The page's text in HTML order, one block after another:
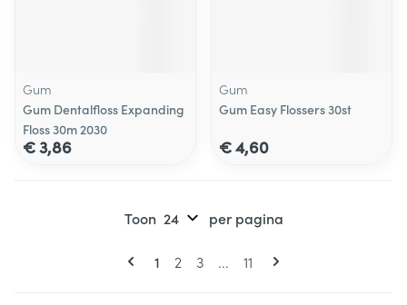
Gum
Gum Dentalfloss Expanding
Floss 30m 2030
€ 3,86
Gum
Gum Easy Flossers 30st
€ 4,60
Pagina's
U lees momenteel pagina
1 Pagina
2 Pagina
3 ... Pagina
11
Toon per pagina